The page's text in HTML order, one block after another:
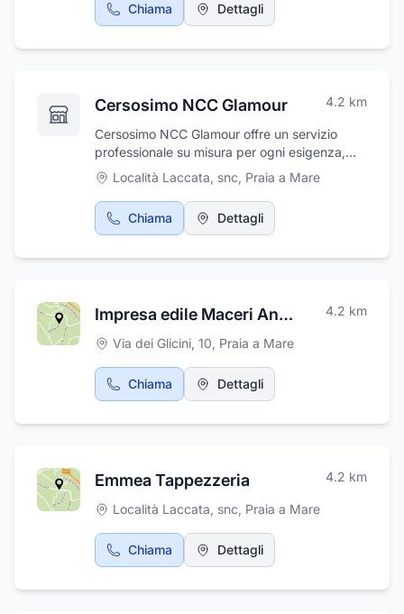
Chiama Dettagli
Cersosimo NCC Glamour 4.2 km
Cersosimo NCC Glamour offre un servizio
professionale su misura per ogni esigenza,
una flotta di auto eleganti e minivan da 7 a 14
posti per ogni trasferimento
Località Laccata, snc, Praia a Mare
Chiama Dettagli
Impresa edile Maceri Antonio 4.2 km
Via dei Glicini, 10, Praia a Mare
Chiama Dettagli
Emmea Tappezzeria 4.2 km
Località Laccata, snc, Praia a Mare
Chiama Dettagli